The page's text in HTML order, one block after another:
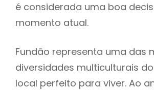
é considerada uma boa
momento atual.
Fundão representa uma das
diversidades multiculturais
local perfeito para viver. Ao